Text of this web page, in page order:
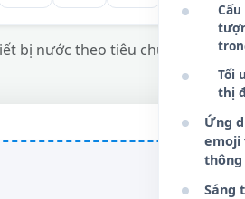
bị nước theo tiêu chuẩn
Tối
thị
Ứng
emoji
thông
Sáng